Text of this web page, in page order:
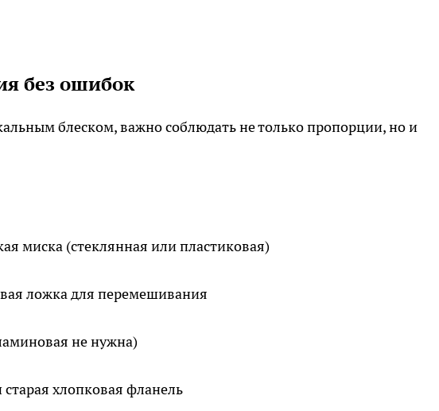
без ошибок
блеском, важно соблюдать не только пропорции, но и
миска (стеклянная или пластиковая)
ложка для перемешивания
не нужна)
хлопковая фланель